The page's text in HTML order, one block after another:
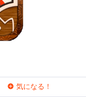
気になる！